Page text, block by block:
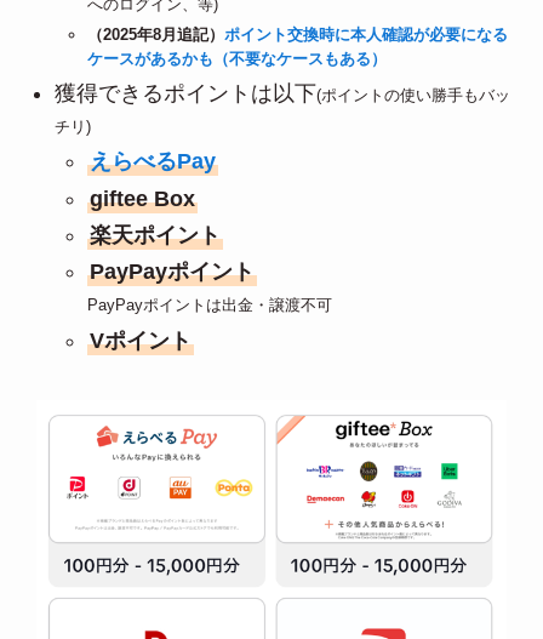
へのログイン、等)
（2025年8月追記） ポイント交換時に本人確認が必要になる
ケースがあるかも（不要なケースもある）
獲得できるポイントは以下(ポイントの使い勝手もバッ
チリ)
えらべるPay
giftee Box
楽天ポイント
PayPayポイント
PayPayポイントは出金・譲渡不可
Vポイント